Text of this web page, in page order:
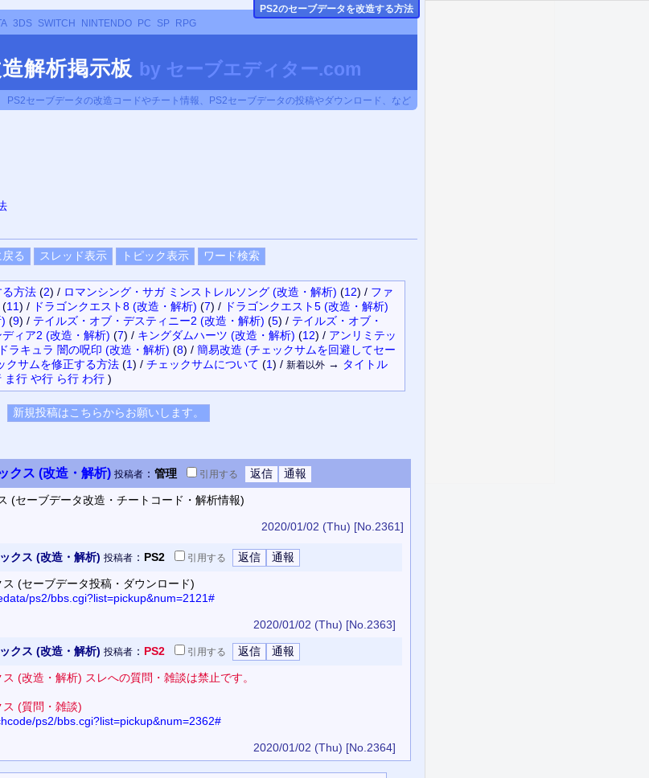
3DS SWITCH NINTENDO PC SP RPG
解析掲示板 by セーブエディター.com
PS2セーブデータの改造コードやチート情報、PS2セーブデータの投稿やダウンロード、など
方法 (2) / ロマンシング・サガ ミンストレルソング (改造・解析) (12) / ファ
(11) / ドラゴンクエスト8 (改造・解析) (7) / ドラゴンクエスト5 (改造・解析)
(9) / テイルズ・オブ・デスティニー2 (改造・解析) (5) / テイルズ・オブ・
ディア2 (改造・解析) (7) / キングダムハーツ (改造・解析) (12) / アンリミテッ
ラキュラ 闇の呪印 (改造・解析) (8) / 簡易改造 (チェックサムを回避してセー
クサムを修正する方法 (1) / チェックサムについて (1) / 新着以外→ タイトル
ま行 や行 ら行 わ行)
クス (改造・解析) 投稿者 ： 管理 引用する
(セーブデータ改造・チートコード・解析情報)
2020/01/02 (Thu) [No.2361]
クス (改造・解析) 投稿者 ： PS2 引用する
(セーブデータ投稿・ダウンロード)
ps2/bbs.cgi?list=pickup&num=2121#
2020/01/02 (Thu) [No.2363]
クス (改造・解析) 投稿者 ： PS2 引用する
(改造・解析) スレへの質問・雑談は禁止です。
(質問・雑談)
ps2/bbs.cgi?list=pickup&num=2362#
2020/01/02 (Thu) [No.2364]
PS2のセーブデータを改造する方法